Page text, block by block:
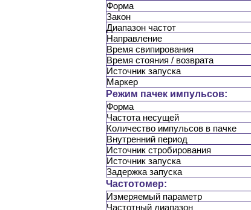
Форма
Закон
Диапазон частот
Направление
Время свипирования
Время стояния / возврата
Источник запуска
Маркер
Режим пачек импульсов:
Форма
Частота несущей
Количество импульсов в пачке
Внутренний период
Источник стробирования
Источник запуска
Задержка запуска
Частотомер:
Измеряемый параметр
Частотный диапазон